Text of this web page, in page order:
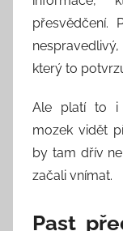
přesvědčení.
který to
Ale platí to i
mozek vidět
by tam dřív
začali vnímat.
Past